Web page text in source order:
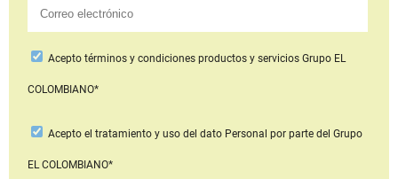
Aceptotérminos y condiciones productos y serviciosGrupo EL
COLOMBIANO*
Acepto el tratamiento y uso del dato Personal por parte del Grupo
EL COLOMBIANO*